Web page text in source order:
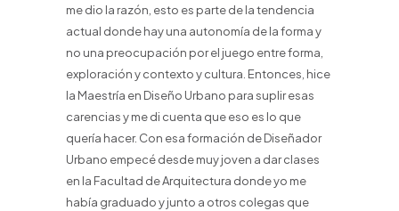
me dio la razón, esto es parte de la tendencia
actual donde hay una autonomía de la forma y
no una preocupación por el juego entre forma,
exploración y contexto y cultura. Entonces, hice
la Maestría en Diseño Urbano para suplir esas
carencias y me di cuenta que eso es lo que
quería hacer. Con esa formación de Diseñador
Urbano empecé desde muy joven a dar clases
en la Facultad de Arquitectura donde yo me
había graduado y junto a otros colegas que